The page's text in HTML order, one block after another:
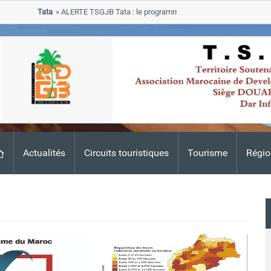
Actualités Circuits touristiques Tourisme
ALERTE TSGJB Tata : le programme de rehabilitation post-
progresse dans les zones sinistrees